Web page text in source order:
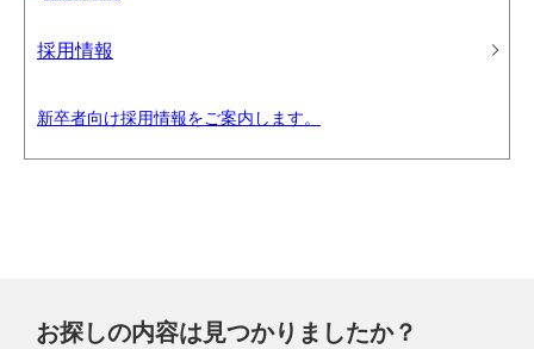
採用情報
新卒者向け採用情報をご案内します。
お探しの内容は見つかりましたか？